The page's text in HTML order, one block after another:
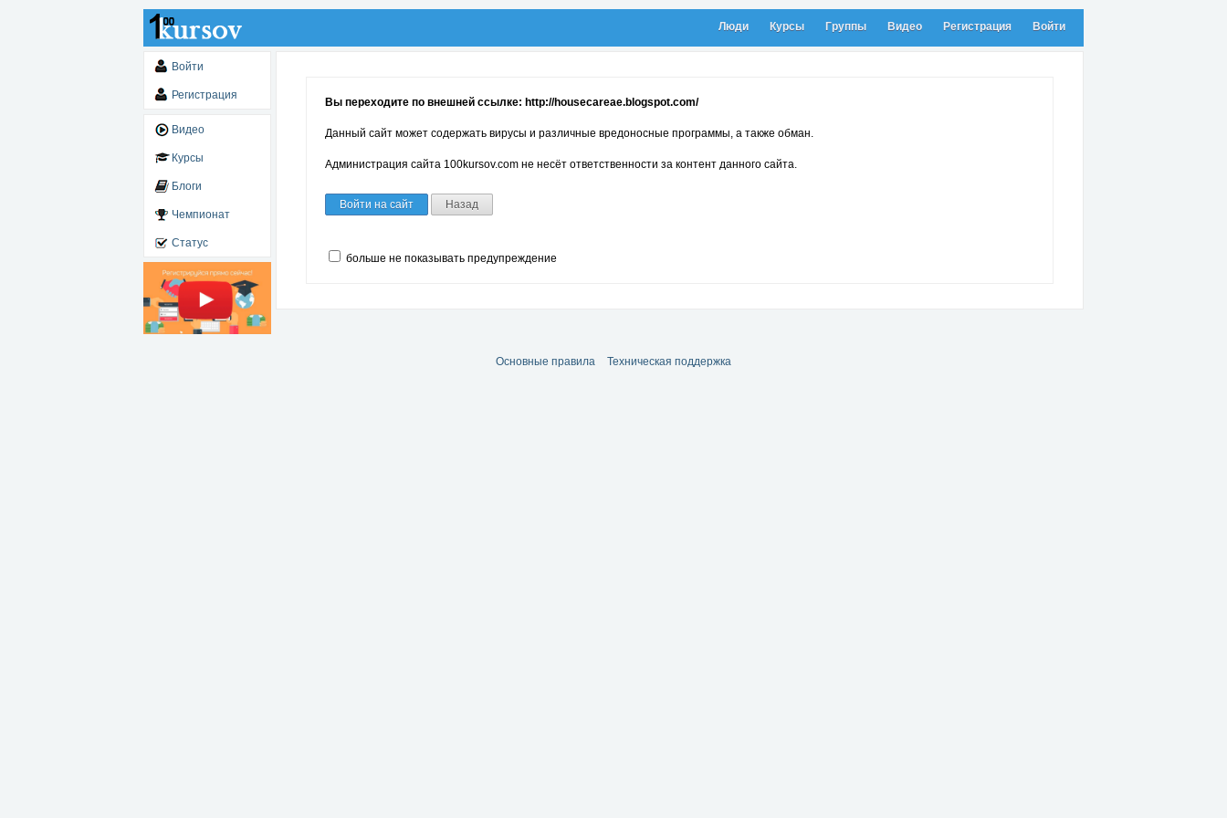
Люди Курсы Группы Видео Регистрация Войти
Войти
Регистрация
Видео
Курсы
Блоги
Чемпионат
Статус
Вы переходите по внешней ссылке: http://housecareae.blogspot.com/
Данный сайт может содержать вирусы и различные вредоносные программы, а также обман.
Администрация сайта 100kursov.com не несёт ответственности за контент данного сайта.
Войти на сайт Назад
больше не показывать предупреждение
Основные правила Техническая поддержка